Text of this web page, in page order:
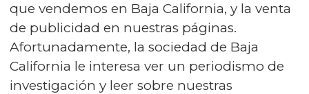
que vendemos en Baja California, y la venta
de publicidad en nuestras páginas.
Afortunadamente, la sociedad de Baja
California le interesa ver un periodismo de
investigación y leer sobre nuestras